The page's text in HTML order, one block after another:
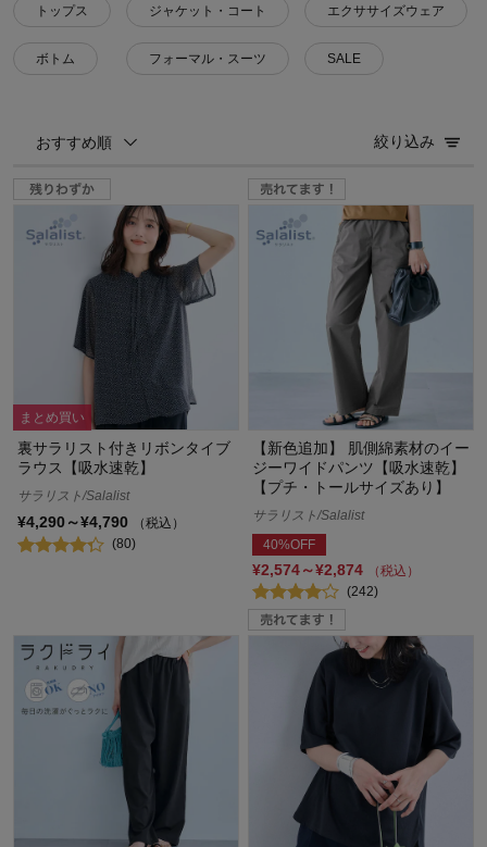
トップス
ボトム
ジャケット・コート
フォーマル・スーツ
エクササイズウェア
SALE
おすすめ順 絞り込み
まとめ買い
裏サラリスト付きリボンタイブ
ラウス【吸水速乾】
サラリスト/Salalist
¥4,290～¥4,790
（税込）
(80)
【新色追加】 肌側綿素材のイー
ジーワイドパンツ【吸水速乾】
【プチ・トールサイズあり】
サラリスト/Salalist
40%OFF
¥2,574～¥2,874
（税込）
(242)